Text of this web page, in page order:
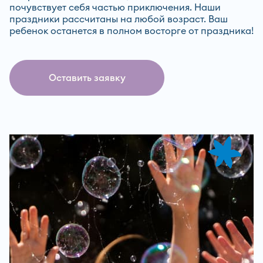
почувствует себя частью приключения. Наши
праздники рассчитаны на любой возраст. Ваш
ребенок останется в полном восторге от праздника!
Оставить заявку
Ошибка заполнения